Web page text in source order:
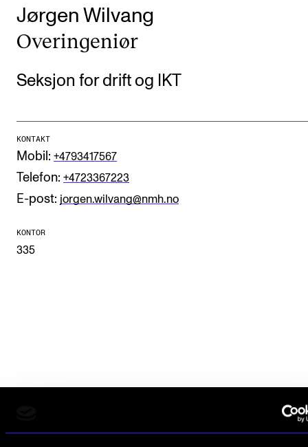
Bachelor
Master
Doktorgrad
Etterutdanning og kurs
STUDENTLIV
Biblioteket
Jørgen Wilvang
Over­in­ge­ni­ør
Seksjon for drift og IKT
KONTAKT
Mobil: +4793417567
Telefon: +4723367223
E-post: jorgen.wilvang@nmh.no
KONTOR
335